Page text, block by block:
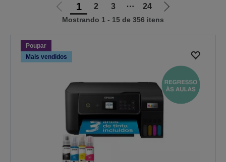
Ir
para
anterior
1 2 3 ⋯ 24
Ir
Mostrando 1 - 15 de 356 itens
Poupar
Mais vendidos